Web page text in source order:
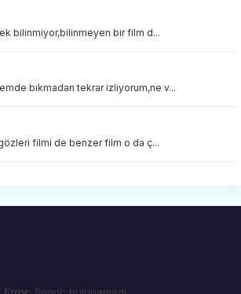
bilinmiyor,bilinmeyen bir film d...
bıkmadan tekrar izliyorum,ne v...
filmi de benzer film o da ç...
Error: Sonuç bulunamadı